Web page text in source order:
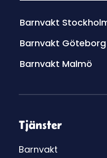
Barnvakt
Barnvakt Göteborg
Barnvakt Malmö
Tjänster
Barnvakt